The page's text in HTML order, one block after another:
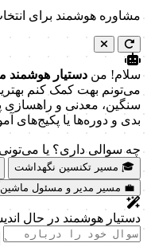
مشاوره هوشمند برای
سلام! من دستیار هوشمند
می‌تونم بهت کمک کنم
سنگین، معدنی و راهسازی
بدی و دوره‌ها یا پکیج‌های
چه سوالی داری؟ یا
🎓 مسیر تکنسین نگهداشت
💼 مسیر مدیر و مسئول
دستیار هوشمند در حال